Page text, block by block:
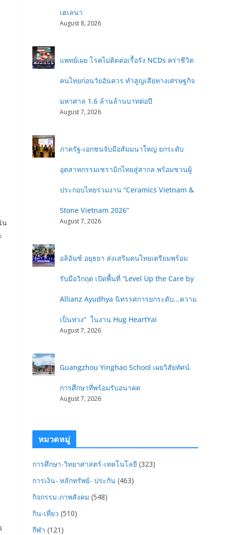
น
เฮเลนา
August 8, 2026
แพทย์เผย โรคไม่ติดต่อเรื้อรัง NCDs คร่าชีวิต
คนไทยก่อนวัยอันควร ทำสูญเสียทางเศรษฐกิจ
มหาศาล 1.6 ล้านล้านบาทต่อปี
August 7, 2026
ภาครัฐ-เอกชนจับมือสัมมนาใหญ่ ยกระดับ
อุตสาหกรรมเซรามิกไทยสู่สากล พร้อมชวนผู้
ประกอบไทยร่วมงาน “Ceramics Vietnam &
Stone Vietnam 2026”
August 7, 2026
อลิอันซ์ อยุธยา ส่งเสริมคนไทยเตรียมพร้อม
รับมือวิกฤต เปิดพื้นที่ “Level Up the Care by
Allianz Ayudhya นิทรรศการยกระดับ...ความ
เป็นห่วง” ในงาน Hug HeartYai
August 7, 2026
Guangzhou Yinghao School เผยวิสัยทัศน์
การศึกษาที่พร้อมรับอนาคต
August 7, 2026
หมวดหมู่
การศึกษา-วิทยาศาสตร์-เทคโนโลยี (323)
การเงิน- หลักทรัพย์- ประกัน (463)
กิจกรรม-ภาพสังคม (548)
กิน-เที่ยว (510)
กีฬา (121)